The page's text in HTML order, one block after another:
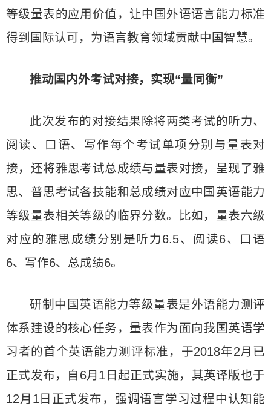
等级量表的应用价值，让中国外语语言能力标准
得到国际认可，为语言教育领域贡献中国智慧。
推动国内外考试对接，实现“量同衡”
此次发布的对接结果除将两类考试的听力、
阅读、口语、写作每个考试单项分别与量表对
接，还将雅思考试总成绩与量表对接，呈现了雅
思、普思考试各技能和总成绩对应中国英语能力
等级量表相关等级的临界分数。比如，量表六级
对应的雅思成绩分别是听力6.5、阅读6、口语
6、写作6、总成绩6。
研制中国英语能力等级量表是外语能力测评
体系建设的核心任务，量表作为面向我国英语学
习者的首个英语能力测评标准，于2018年2月已
正式发布，自6月1日起正式实施，其英译版也于
12月1日正式发布，强调语言学习过程中认知能